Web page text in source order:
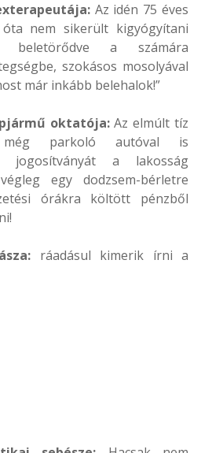
Az idén 75 éves
nem sikerült kigyógyítani
beletörődve a számára
szokásos mosolyával
már inkább belehalok!”
oktatója:Az elmúlt tíz
parkoló autóval is
jogosítványát a lakosság
egy dodzsem-bérletre
órákra költött pénzből
ráadásul kimerik írni a